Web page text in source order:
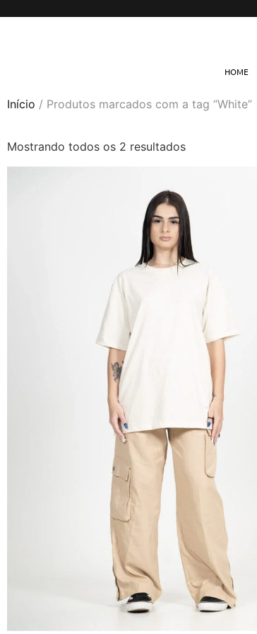
HOME
Início / Produtos marcados com a tag “White”
Mostrando todos os 2 resultados